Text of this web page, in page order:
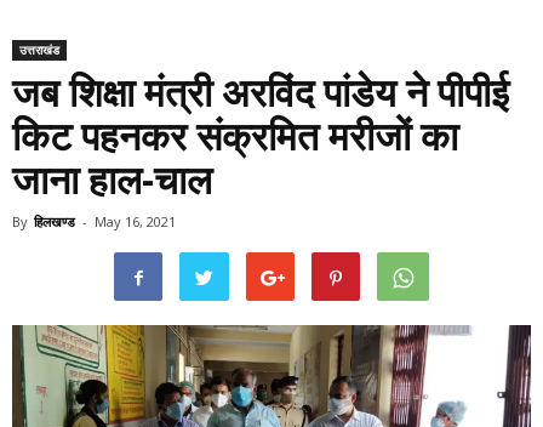
उत्तराखंड
जब शिक्षा मंत्री अरविंद पांडेय ने पीपीई
किट पहनकर संक्रमित मरीजों का
जाना हाल-चाल
By हिलखण्ड - May 16, 2021